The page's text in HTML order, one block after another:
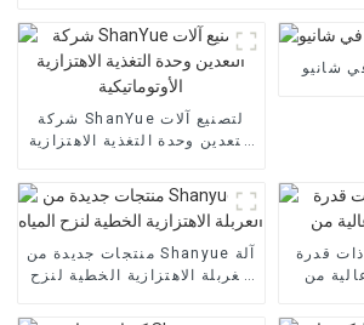
شركة ShanYue لتصنيع آلات
التعدين وحدة التغذية الاهتزازية
شانيو
منتجات جديدة من Shanyue آلة
الغربلة الاهتزازية الخطية لنزح
قدرة